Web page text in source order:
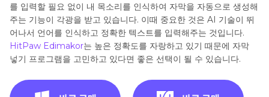
를 입력할 필요 없이 내 목소리를 인식하여 자막을 자동으로 생성해
주는 기능이 각광을 받고 있습니다. 이때 중요한 것은 AI 기술이 뛰
어나서 언어를 인식하고 정확한 텍스트를 입력해주는 것입니다.
HitPaw Edimakor는 높은 정확도를 자랑하고 있기 때문에 자막
넣기 프로그램을 고민하고 있다면 좋은 선택이 될 수 있습니다.